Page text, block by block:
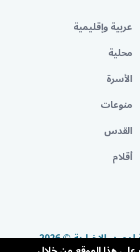
عربية وإقليمية
محلية
الأسرة
منوعات
القدس
أقلام
الإخبارية © 2026